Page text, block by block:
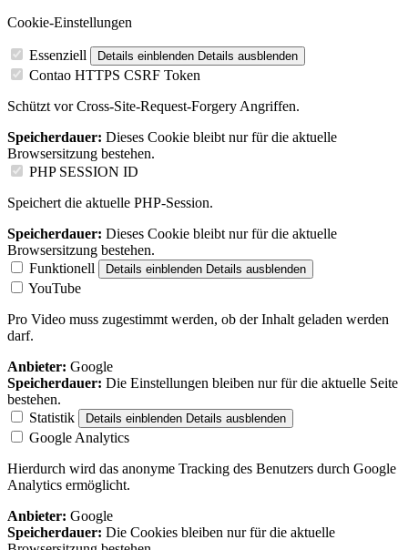
Cookie-Einstellungen
Essenziell Details einblenden Details ausblenden
Contao HTTPS CSRF Token
Schützt vor Cross-Site-Request-Forgery Angriffen.
Speicherdauer: Dieses Cookie bleibt nur für die aktuelle
Browsersitzung bestehen.
PHP SESSION ID
Speichert die aktuelle PHP-Session.
Speicherdauer: Dieses Cookie bleibt nur für die aktuelle
Browsersitzung bestehen.
Funktionell
Details einblenden Details ausblenden
YouTube
Pro Video muss zugestimmt werden, ob der Inhalt geladen werden
darf.
Anbieter: Google
Speicherdauer: Die Einstellungen bleiben nur für die aktuelle Seite
bestehen.
Statistik
Details einblenden Details ausblenden
Google Analytics
Hierdurch wird das anonyme Tracking des Benutzers durch Google
Analytics ermöglicht.
Anbieter: Google
Speicherdauer: Die Cookies bleiben nur für die aktuelle